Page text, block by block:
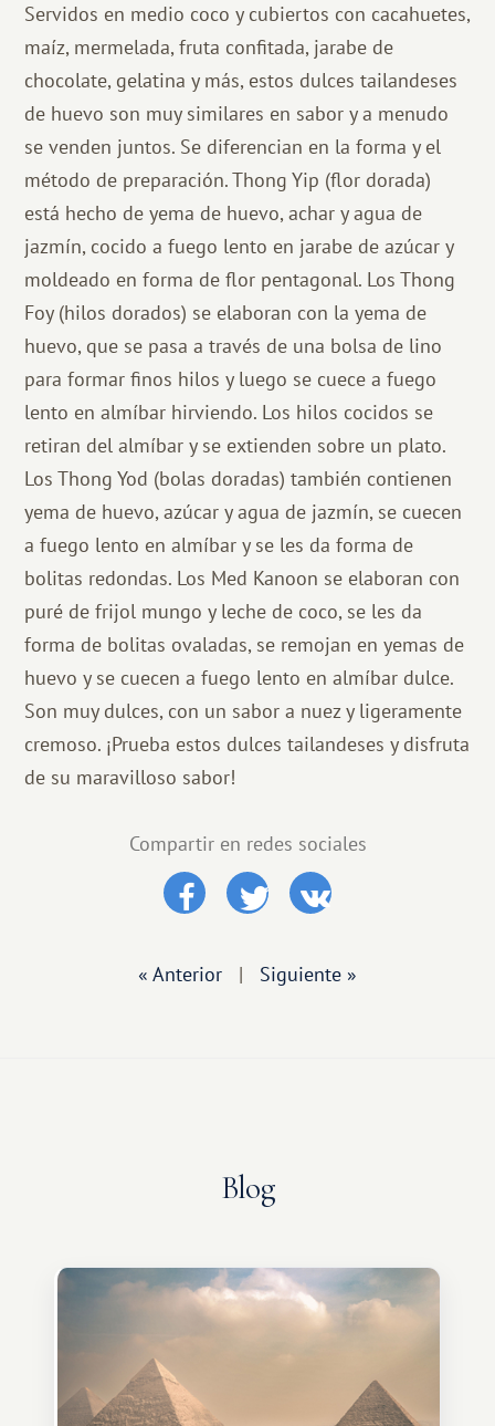
Servidos en medio coco y cubiertos con cacahuetes,
maíz, mermelada, fruta confitada, jarabe de
chocolate, gelatina y más, estos dulces tailandeses
de huevo son muy similares en sabor y a menudo
se venden juntos. Se diferencian en la forma y el
método de preparación. Thong Yip (flor dorada)
está hecho de yema de huevo, achar y agua de
jazmín, cocido a fuego lento en jarabe de azúcar y
moldeado en forma de flor pentagonal. Los Thong
Foy (hilos dorados) se elaboran con la yema de
huevo, que se pasa a través de una bolsa de lino
para formar finos hilos y luego se cuece a fuego
lento en almíbar hirviendo. Los hilos cocidos se
retiran del almíbar y se extienden sobre un plato.
Los Thong Yod (bolas doradas) también contienen
yema de huevo, azúcar y agua de jazmín, se cuecen
a fuego lento en almíbar y se les da forma de
bolitas redondas. Los Med Kanoon se elaboran con
puré de frijol mungo y leche de coco, se les da
forma de bolitas ovaladas, se remojan en yemas de
huevo y se cuecen a fuego lento en almíbar dulce.
Son muy dulces, con un sabor a nuez y ligeramente
cremoso. ¡Prueba estos dulces tailandeses y disfruta
de su maravilloso sabor!
Compartir en redes sociales
« Anterior | Siguiente »
Blog